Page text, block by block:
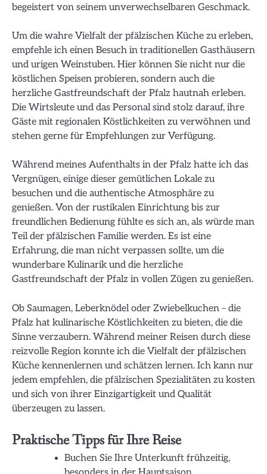
begeistert von seinem unverwechselbaren Geschmack.
Um die wahre Vielfalt der pfälzischen Küche zu erleben,
empfehle ich einen Besuch in traditionellen Gasthäusern
und urigen Weinstuben. Hier können Sie nicht nur die
köstlichen Speisen probieren, sondern auch die
herzliche Gastfreundschaft der Pfalz hautnah erleben.
Die Wirtsleute und das Personal sind stolz darauf, ihre
Gäste mit regionalen Köstlichkeiten zu verwöhnen und
stehen gerne für Empfehlungen zur Verfügung.
Während meines Aufenthalts in der Pfalz hatte ich das
Vergnügen, einige dieser gemütlichen Lokale zu
besuchen und die authentische Atmosphäre zu
genießen. Von der rustikalen Einrichtung bis zur
freundlichen Bedienung fühlte es sich an, als würde man
Teil der pfälzischen Familie werden. Es ist eine
Erfahrung, die man nicht verpassen sollte, um die
wunderbare Kulinarik und die herzliche
Gastfreundschaft der Pfalz in vollen Zügen zu genießen.
Ob Saumagen, Leberknödel oder Zwiebelkuchen – die
Pfalz hat kulinarische Köstlichkeiten zu bieten, die die
Sinne verzaubern. Während meiner Reisen durch diese
reizvolle Region konnte ich die Vielfalt der pfälzischen
Küche kennenlernen und schätzen lernen. Ich kann nur
jedem empfehlen, die pfälzischen Spezialitäten zu kosten
und sich von ihrer Einzigartigkeit und Qualität
überzeugen zu lassen.
Praktische Tipps für Ihre Reise
Buchen Sie Ihre Unterkunft frühzeitig,